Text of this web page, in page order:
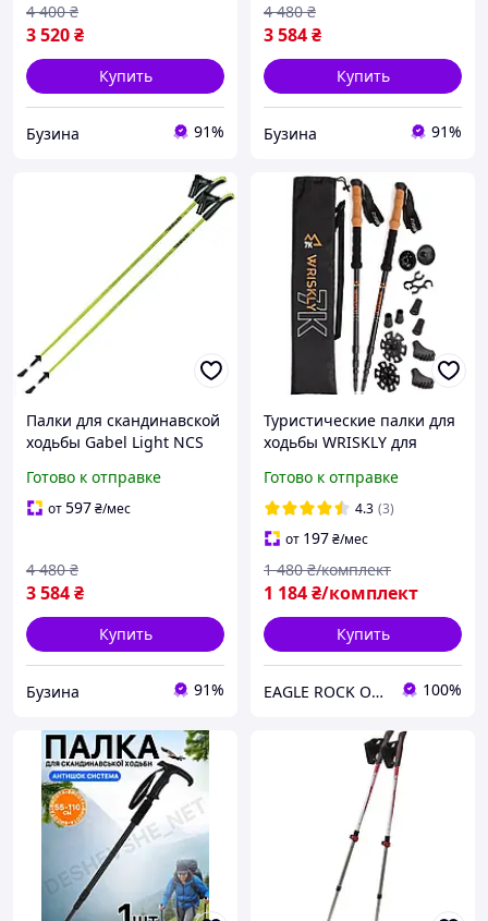
3 520₴
4 400 ₴
Купить
Бузина 91%
3 584₴
4 480 ₴
Купить
Бузина 91%
Палки для скандинавской
ходьбы Gabel Light NCS
buzyna
Готово к отправке
от597₴/мес
3 584₴
4 480 ₴
Купить
Бузина 91%
Туристические палки для
ходьбы WRISKLY для
бэкпекинга Антишок
Палки для похода горные
Готово к отправке
4.3 (3)
от 197₴/мес
1 184₴/комплект
1 480 ₴/комплект
Купить
EAGLE ROCK Официальный магазин бренду 100%